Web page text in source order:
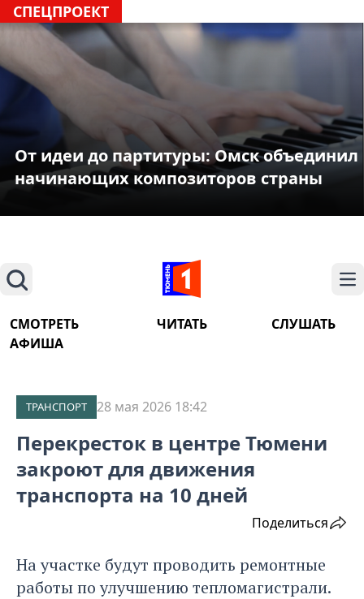
СПЕЦПРОЕКТ
От идеи до партитуры: Омск объединил
начинающих композиторов страны
Поиск
СМОТРЕТЬ ЧИТАТЬ
СЛУШАТЬ
АФИША
ТРАНСПОРТ 28 мая 2026 18:42
Перекресток в центре Тюмени
закроют для движения
транспорта на 10 дней
Поделиться
На участке будут проводить ремонтные
работы по улучшению тепломагистрали.